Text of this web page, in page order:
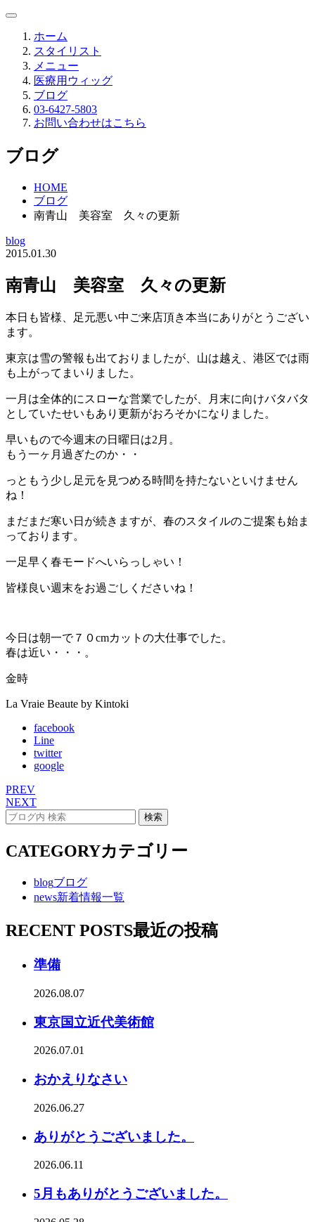
ホーム
スタイリスト
メニュー
医療用ウィッグ
ブログ
03-6427-5803
お問い合わせはこちら
ブログ
HOME
ブログ
南青山 美容室 久々の更新
blog
2015.01.30
南青山 美容室 久々の更新
本日も皆様、足元悪い中ご来店頂き本当にありがとうござい
ます。
東京は雪の警報も出ておりましたが、山は越え、港区では雨
も上がってまいりました。
一月は全体的にスローな営業でしたが、月末に向けバタバタ
としていたせいもあり更新がおろそかになりました。
早いもので今週末の日曜日は2月。
もう一ヶ月過ぎたのか・・
っともう少し足元を見つめる時間を持たないといけません
ね！
まだまだ寒い日が続きますが、春のスタイルのご提案も始ま
っております。
一足早く春モードへいらっしゃい！
皆様良い週末をお過ごしくださいね！
今日は朝一で７０cmカットの大仕事でした。
春は近い・・・。
金時
La Vraie Beaute by Kintoki
facebook
Line
twitter
google
PREV
NEXT
CATEGORYカテゴリー
blogブログ
news新着情報一覧
RECENT POSTS最近の投稿
準備
2026.08.07
東京国立近代美術館
2026.07.01
おかえりなさい
2026.06.27
ありがとうございました。
2026.06.11
5月もありがとうございました。